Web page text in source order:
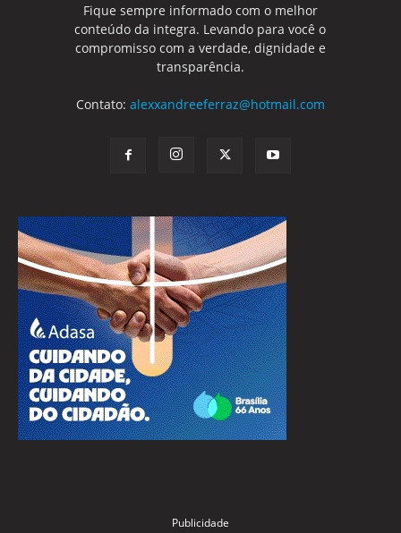
Fique sempre informado com o melhor
conteúdo da integra. Levando para você o
compromisso com a verdade, dignidade e
transparência.
Contato: alexxandreeferraz@hotmail.com
Publicidade